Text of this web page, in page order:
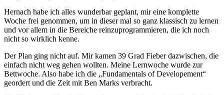
Hernach habe ich alles wunderbar geplant, mir eine komplette
Woche frei genommen, um in dieser mal so ganz klassisch zu lernen
und vor allem in die Bereiche reinzuprogrammieren, die ich noch
nicht so wirklich kenne.
Der Plan ging nicht auf. Mir kamen 39 Grad Fieber dazwischen, die
einfach nicht weg gehen wollten. Meine Lernwoche wurde zur
Bettwoche. Also habe ich die „Fundamentals of Developement“
geordert und die Zeit mit Ben Marks verbracht.